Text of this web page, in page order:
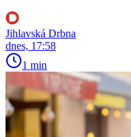
Jihlavská Drbna
dnes, 17:58
1 min